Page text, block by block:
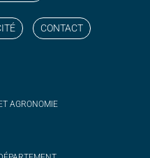
CONTACT
AGRONOMIE